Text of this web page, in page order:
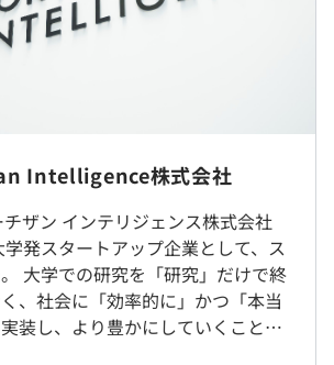
可
自宅
18：00が中心となります。
時間程度
始、夏季休暇
Intelligence株式会社
チザン インテリジェンス株式会社
発スタートアップ企業として、ス
大学での研究を「研究」だけで終
、社会に「効率的に」かつ「本当
装し、より豊かにしていくことを